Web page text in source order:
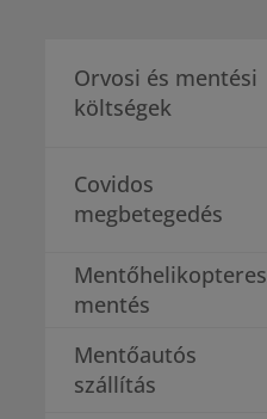
Orvosi és mentési
költségek
Covidos
megbetegedés
Mentőhelikopteres
mentés
Mentőautós
szállítás